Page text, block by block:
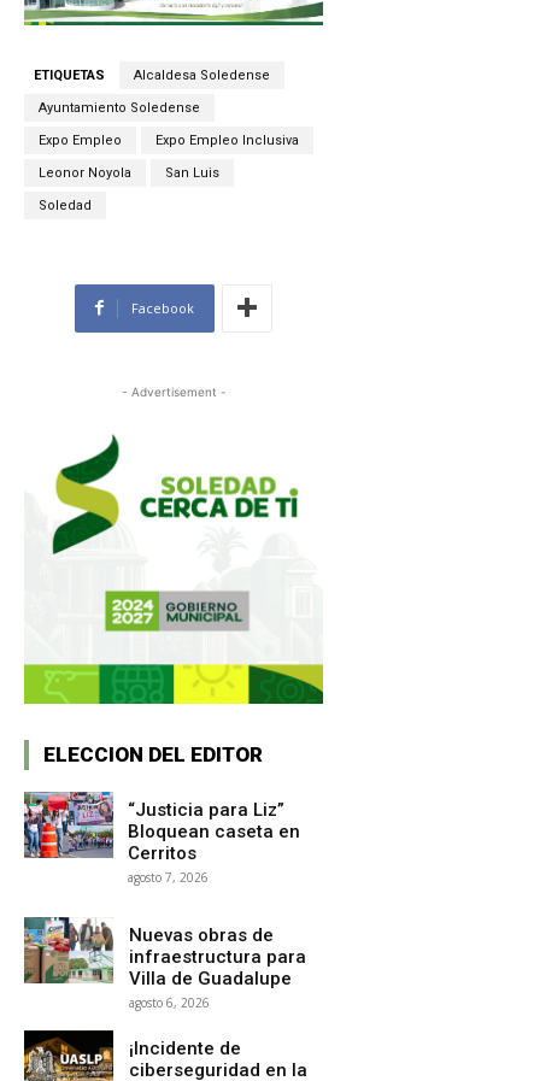
ETIQUETAS Alcaldesa Soledense
Ayuntamiento Soledense
Expo Empleo Expo Empleo Inclusiva
Leonor Noyola San Luis
Soledad
Facebook
- Advertisement -
ELECCION DEL EDITOR
“Justicia para Liz”
Bloquean caseta en
Cerritos
agosto 7, 2026
Nuevas obras de
infraestructura para
Villa de Guadalupe
agosto 6, 2026
¡Incidente de
ciberseguridad en la